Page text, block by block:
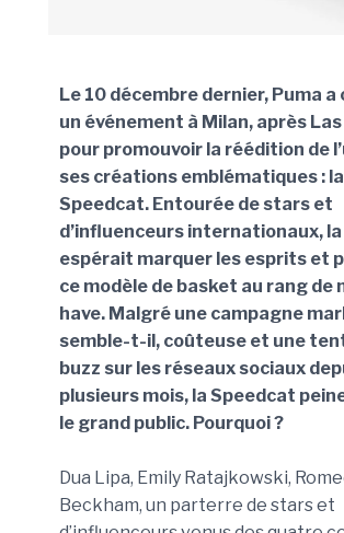
Le 10 décembre dernier, Puma
un événement à Milan, après
pour promouvoir la réédition de
ses créations emblématiques :
Speedcat. Entourée de stars et
d’influenceurs internationaux,
espérait marquer les esprits et
ce modèle de basket au rang de
have. Malgré une campagne
semble-t-il, coûteuse et une
buzz sur les réseaux sociaux
plusieurs mois, la Speedcat
le grand public. Pourquoi ?
Dua Lipa, Emily Ratajkowski,
Beckham, un parterre de stars et